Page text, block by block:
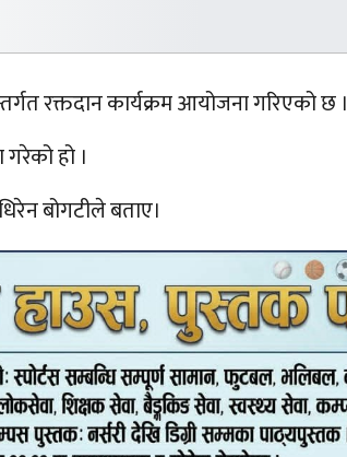
रक्तदान कार्यक्रम आयोजना गरिएको छ ।
हो ।
बोगटीले बताए।